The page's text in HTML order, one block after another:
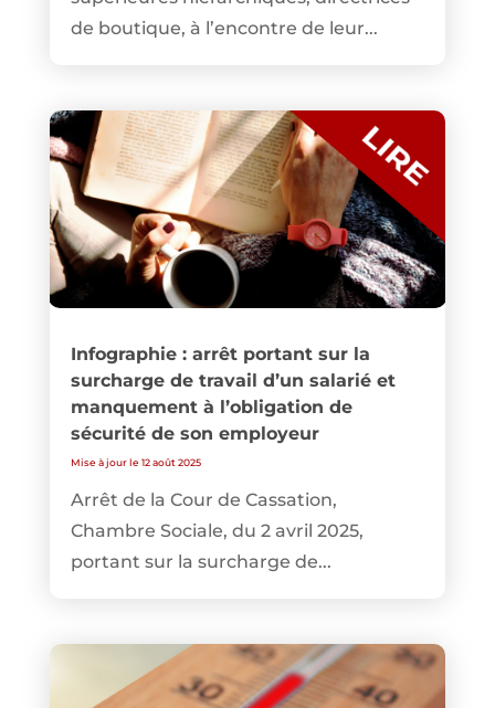
de boutique, à l’encontre de leur...
Infographie : arrêt portant sur la
surcharge de travail d’un salarié et
manquement à l’obligation de
sécurité de son employeur
Mise à jour le 12 août 2025
Arrêt de la Cour de Cassation,
Chambre Sociale, du 2 avril 2025,
portant sur la surcharge de...